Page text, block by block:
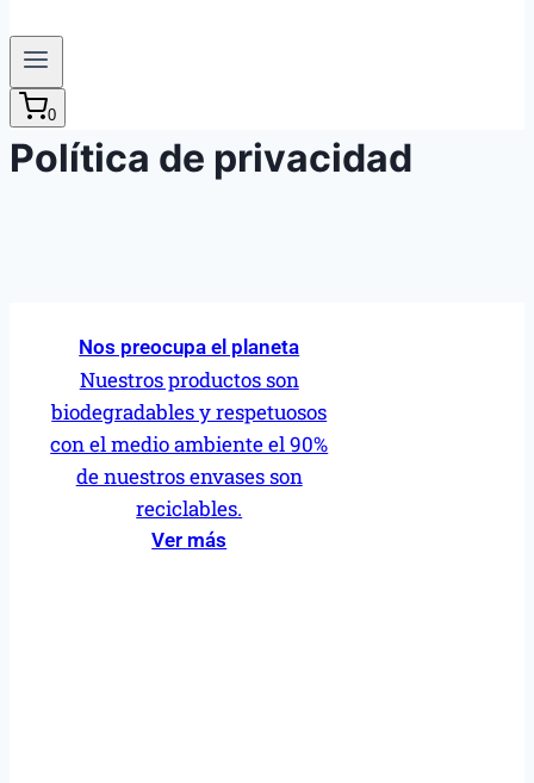
0
Política de privacidad
Nos preocupa el planeta
Nuestros productos son
biodegradables y respetuosos
con el medio ambiente el 90%
de nuestros envases son
reciclables.
Ver más